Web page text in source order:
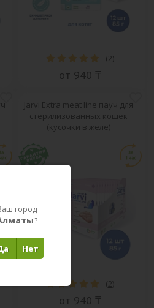
( 2)
от 940 ₸
Jarvi Extra meat line пауч для
стерилизованных кошек
(кусочки в желе)
( 2)
от 940 ₸
город
?
Нет